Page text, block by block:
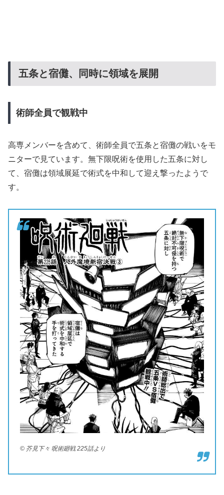
五条と宿儺、同時に領域を展開
術師全員で観戦中
高専メンバーを含めて、術師全員で五条と宿儺の戦いをモ
ニターで見ています。無下限呪術を使用した五条に対し
て、宿儺は領域展延で術式を中和して迎え撃ったようで
す。
© 芥見下々 呪術廻戦 225話より